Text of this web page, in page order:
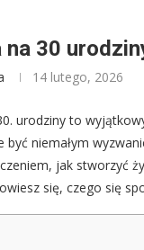
na 30
14 lutego, 2026
urodziny to
być niemałym
jak stworzyć
się, czego się